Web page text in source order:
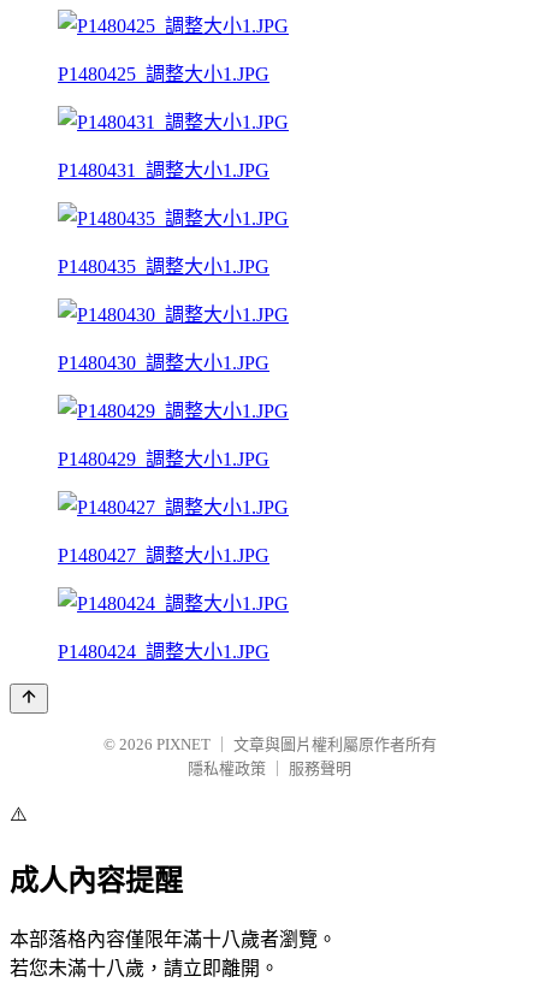
P1480425_調整大小1.JPG
P1480431_調整大小1.JPG
P1480435_調整大小1.JPG
P1480430_調整大小1.JPG
P1480429_調整大小1.JPG
P1480427_調整大小1.JPG
P1480424_調整大小1.JPG
© 2026 PIXNET
文章與圖片權利屬原作者所有
隱私權政策
服務聲明
⚠️
成人內容提醒
本部落格內容僅限年滿十八歲者瀏覽。
若您未滿十八歲，請立即離開。